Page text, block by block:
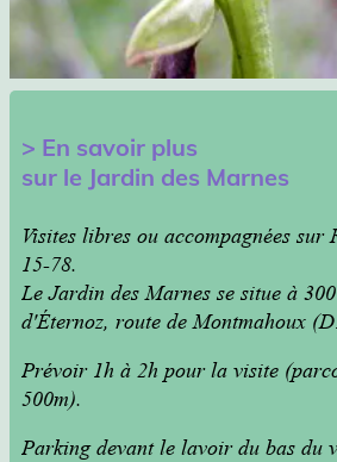
> En savoir plus
sur le Jardin des Marnes
Visites libres ou accompagnées sur
15-78.
Le Jardin des Marnes se situe à
d'Éternoz, route de Montmahoux
Prévoir 1h à 2h pour la visite
500m).
Parking devant le lavoir du bas du